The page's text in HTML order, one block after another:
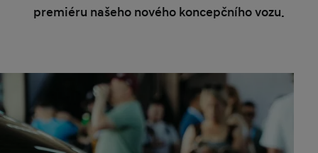
premiéru našeho nového koncepčního vozu.